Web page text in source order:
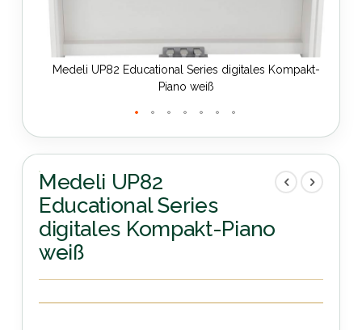
Medeli UP82 Educational Series digitales Kompakt-
Piano weiß
Zum
Anfang
der
Bildergalerie
springen
Medeli UP82
Educational Series
digitales Kompakt-Piano
weiß